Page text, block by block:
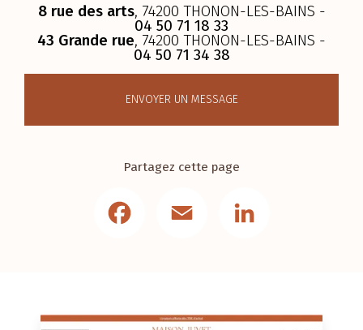
8 rue des arts, 74200 THONON-LES-BAINS -
04 50 71 18 33
43 Grande rue, 74200 THONON-LES-BAINS -
04 50 71 34 38
ENVOYER UN MESSAGE
Partagez cette page